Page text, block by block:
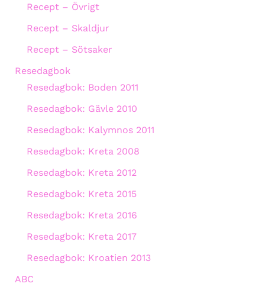
Recept – Övrigt
Recept – Skaldjur
Recept – Sötsaker
Resedagbok
Resedagbok: Boden 2011
Resedagbok: Gävle 2010
Resedagbok: Kalymnos 2011
Resedagbok: Kreta 2008
Resedagbok: Kreta 2012
Resedagbok: Kreta 2015
Resedagbok: Kreta 2016
Resedagbok: Kreta 2017
Resedagbok: Kroatien 2013
ABC